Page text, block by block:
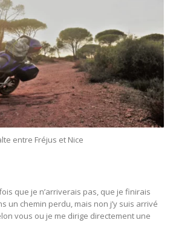
entre Fréjus et Nice
que je n’arriverais pas, que je finirais
un chemin perdu, mais non j’y suis arrivé
vous ou je me dirige directement une